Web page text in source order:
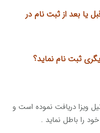
یا بعد از ثبت نام در
ثبت نام نماید؟
ویزا دریافت نموده است و
را باطل نماید .